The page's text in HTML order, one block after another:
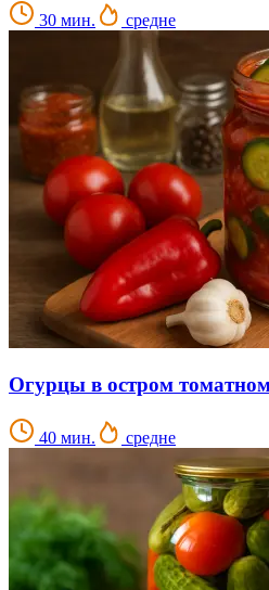
30 мин. средне
Огурцы в остром томатном
40 мин. средне